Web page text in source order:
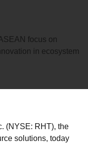
focus on
in ecosystem
(NYSE: RHT), the
solutions, today